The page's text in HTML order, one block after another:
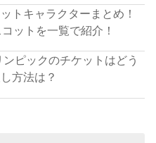
トキャラクターまとめ！
ットを一覧で紹介！
ピックのチケットはどう
方法は？